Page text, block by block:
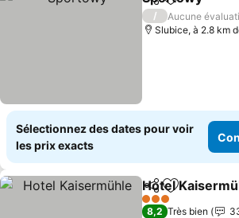
PartagerAjouter à
/
Aucune
Slubice, à 2.8 km
Sélectionnez des dates pour voir
les prix exacts
PartagerAjouter à
Hotel
3 Étoiles
8,2 Très bien